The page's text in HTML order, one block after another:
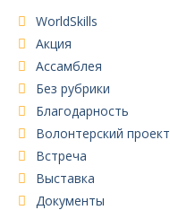
WorldSkills
Акция
Ассамблея
Без рубрики
Благодарность
Волонтерский проект
Встреча
Выставка
Документы